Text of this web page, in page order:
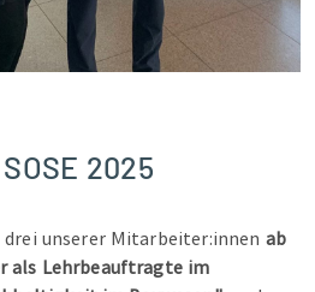
2025
drei unserer Mitarbeiter:innen ab
als Lehrbeauftragte im